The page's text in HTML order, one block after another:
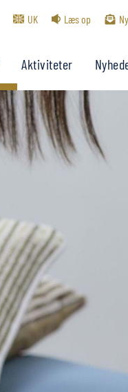
UK Læs op
Aktiviteter